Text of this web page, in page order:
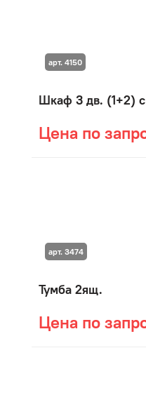
Шкаф 3 дв. (1+2)
Цена по
арт. 4150
Тумба 2ящ.
Цена по
арт. 3474